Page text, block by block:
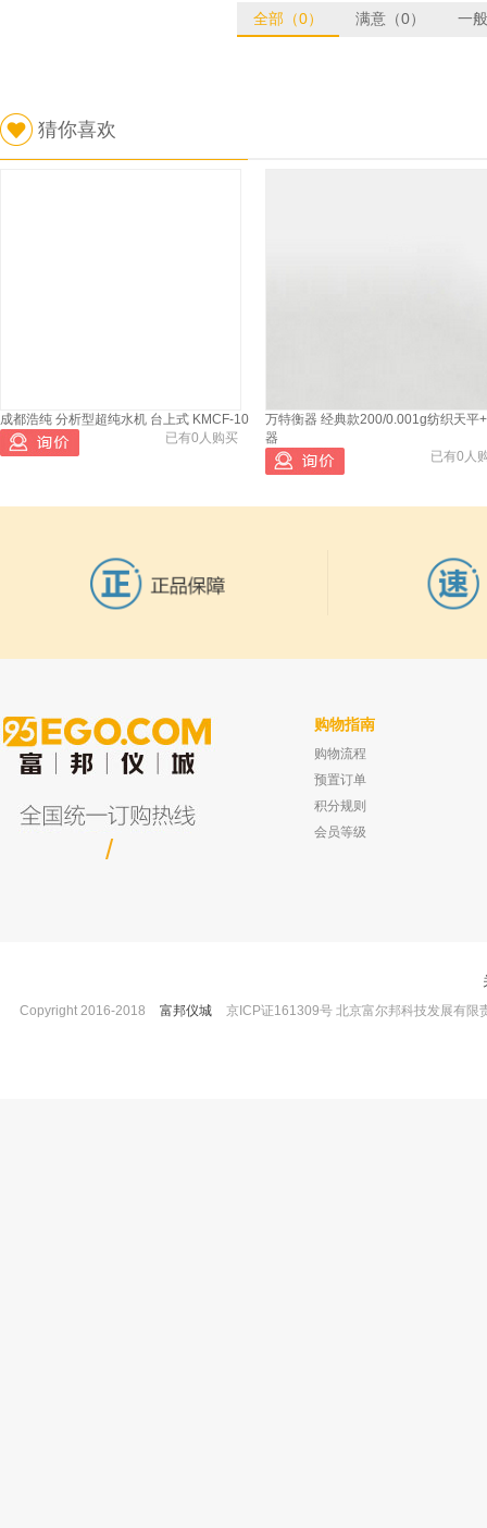
全部（0） 满意（0） 一
猜你喜欢
成都浩纯 分析型超纯水机 台上式 KMCF-10
已有0人购买
万特衡器 经典款200/0.001g纺织天平
器
已有0人
上海欧尼 PLOT-GDX501色谱柱
30m*0.32mm*10um
耀华 YSQ-25不锈钢药勺 22cm双头
/
购物指南
购物流程
预置订单
积分规则
会员等级
Copyright 2016-2018
富邦仪城 京ICP证161309号 北京富尔邦科技发展有